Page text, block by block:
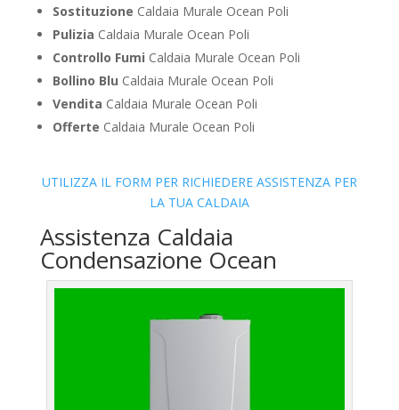
Sostituzione Caldaia Murale Ocean Poli
Pulizia Caldaia Murale Ocean Poli
Controllo Fumi Caldaia Murale Ocean Poli
Bollino Blu Caldaia Murale Ocean Poli
Vendita Caldaia Murale Ocean Poli
Offerte Caldaia Murale Ocean Poli
UTILIZZA IL FORM PER RICHIEDERE ASSISTENZA PER
LA TUA CALDAIA
Assistenza Caldaia
Condensazione Ocean